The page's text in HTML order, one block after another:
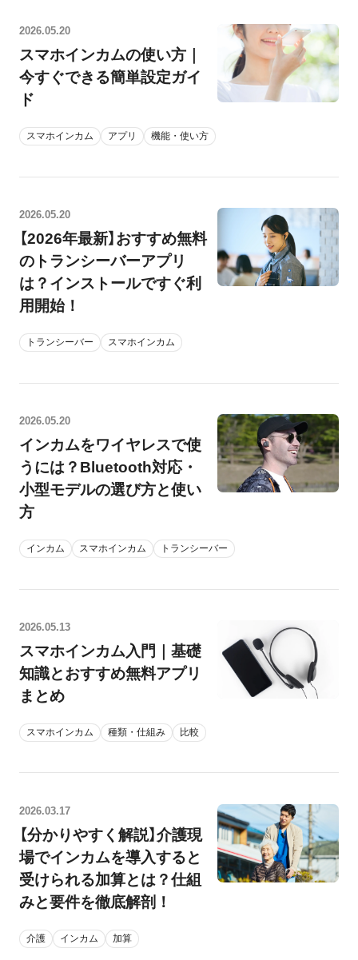
2026.05.20
スマホインカムの使い方｜
今すぐできる簡単設定ガイ
ド
スマホインカム アプリ 機能・使い方
2026.05.20
【2026年最新】おすすめ無料
のトランシーバーアプリ
は？インストールですぐ利
用開始！
トランシーバー スマホインカム
2026.05.20
インカムをワイヤレスで使
うには？Bluetooth対応・
小型モデルの選び方と使い
方
インカム スマホインカム トランシーバー
2026.05.13
スマホインカム入門｜基礎
知識とおすすめ無料アプリ
まとめ
スマホインカム 種類・仕組み 比較
2026.03.17
【分かりやすく解説】介護現
場でインカムを導入すると
受けられる加算とは？仕組
みと要件を徹底解剖！
介護 インカム 加算